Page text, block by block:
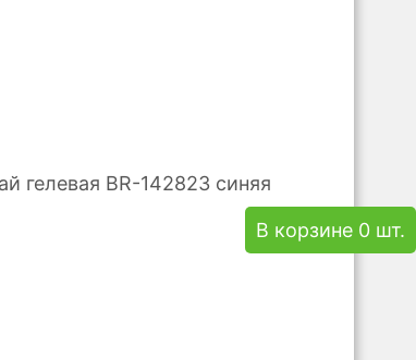
В корзине 0 шт.
гелевая BR-142823 синяя